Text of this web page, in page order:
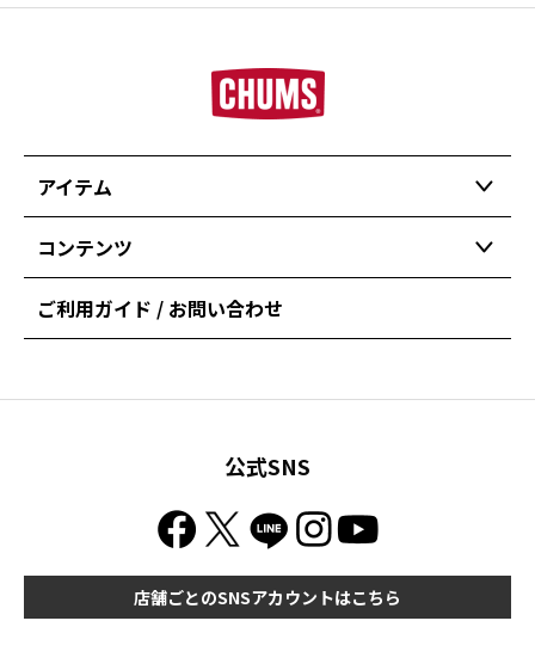
アイテム
コンテンツ
ご利用ガイド / お問い合わせ
公式SNS
店舗ごとのSNSアカウントはこちら